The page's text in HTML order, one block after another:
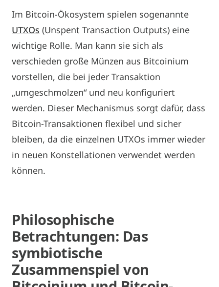
Im Bitcoin-Ökosystem spielen sogenannte
UTXOs (Unspent Transaction Outputs) eine
wichtige Rolle. Man kann sie sich als
verschieden große Münzen aus Bitcoinium
vorstellen, die bei jeder Transaktion
„umgeschmolzen“ und neu konfiguriert
werden. Dieser Mechanismus sorgt dafür, dass
Bitcoin-Transaktionen flexibel und sicher
bleiben, da die einzelnen UTXOs immer wieder
in neuen Konstellationen verwendet werden
können.
Philosophische
Betrachtungen: Das
symbiotische
Zusammenspiel von